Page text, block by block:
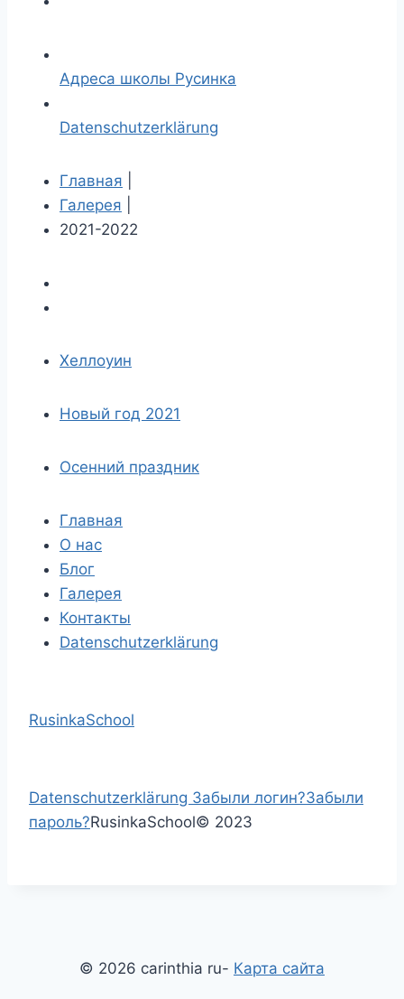
Адреса школы Русинка
Datenschutzerklärung
Главная
Галерея
2021-2022
Хеллоуин
Новый год 2021
Осенний праздник
Главная
О нас
Блог
Галерея
Контакты
Datenschutzerklärung
RusinkaSchool
Datenschutzerklärung Забыли логин?Забыли
пароль?RusinkaSchool© 2023
© 2026 carinthia ru- Карта сайта